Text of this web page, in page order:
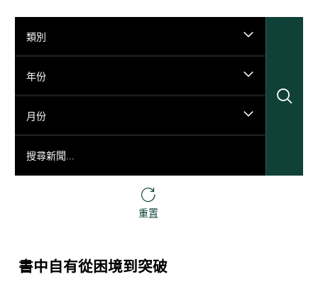
類別
年份
月份
重置
書中自有從困境到突破